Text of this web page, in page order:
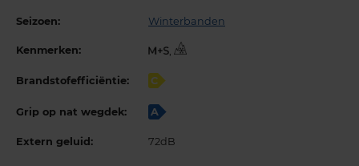
Seizoen: Winterbanden
Kenmerken: ,
Brandstofefficiëntie: C
Grip op nat wegdek: A
Extern geluid: 72dB